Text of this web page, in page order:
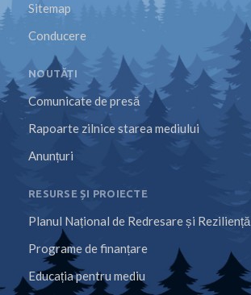
Sitemap
Conducere
NOUTĂȚI
Comunicate de presă
Rapoarte zilnice starea mediului
Anunțuri
RESURSE ȘI PROIECTE
Planul Național de Redresare și Reziliență
Programe de finanțare
Educația pentru mediu